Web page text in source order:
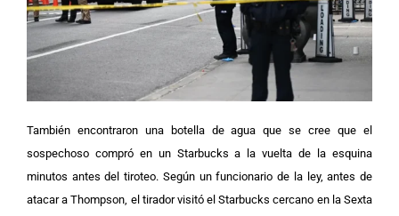
También encontraron una botella de agua que se cree que el
sospechoso compró en un Starbucks a la vuelta de la esquina
minutos antes del tiroteo. Según un funcionario de la ley, antes de
atacar a Thompson, el tirador visitó el Starbucks cercano en la Sexta